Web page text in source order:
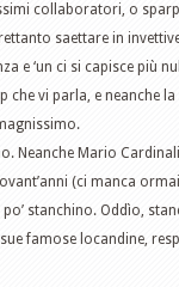
collaboratori, o
saettare in
e ‘un ci si capisce più
che vi parla, e neanche
Neanche Mario
(ci manca
stanchino. Oddìo,
sue famose locandine,